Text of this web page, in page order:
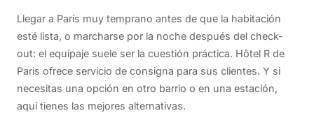
Llegar a París muy temprano antes de que la habitación
esté lista, o marcharse por la noche después del check-
out: el equipaje suele ser la cuestión práctica. Hôtel R de
Paris ofrece servicio de consigna para sus clientes. Y si
necesitas una opción en otro barrio o en una estación,
aquí tienes las mejores alternativas.